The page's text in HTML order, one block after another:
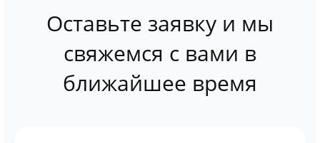
Оставьте заявку и мы
свяжемся с вами в
ближайшее время